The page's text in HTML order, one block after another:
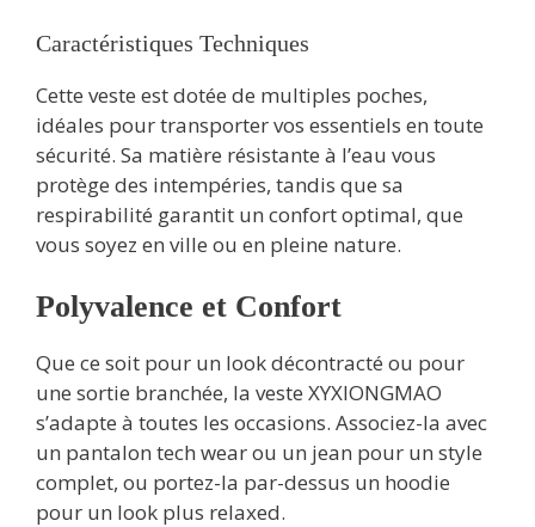
Caractéristiques Techniques
Cette veste est dotée de multiples poches,
idéales pour transporter vos essentiels en toute
sécurité. Sa matière résistante à l’eau vous
protège des intempéries, tandis que sa
respirabilité garantit un confort optimal, que
vous soyez en ville ou en pleine nature.
Polyvalence et Confort
Que ce soit pour un look décontracté ou pour
une sortie branchée, la veste XYXIONGMAO
s’adapte à toutes les occasions. Associez-la avec
un pantalon tech wear ou un jean pour un style
complet, ou portez-la par-dessus un hoodie
pour un look plus relaxed.